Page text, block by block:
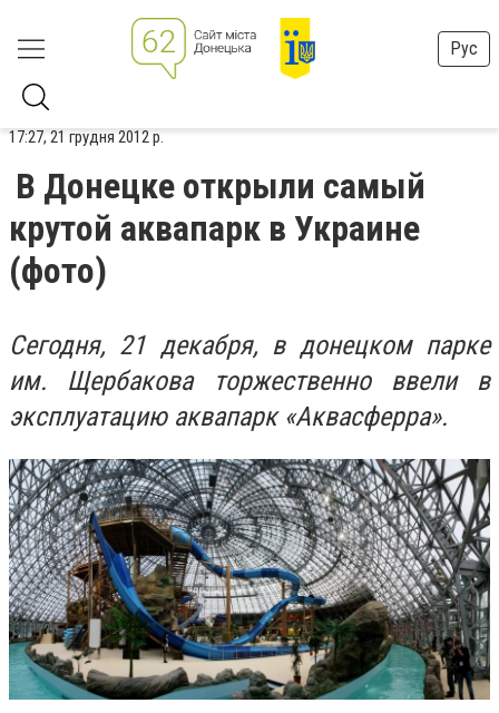
Рус
17:27, 21 грудня 2012 р.
В Донецке открыли самый
крутой аквапарк в Украине
(фото)
Сегодня, 21 декабря, в донецком парке
им. Щербакова торжественно ввели в
эксплуатацию аквапарк «Аквасферра».